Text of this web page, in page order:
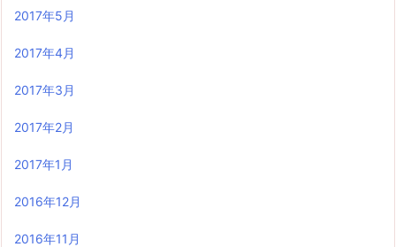
2017年5月
2017年4月
2017年3月
2017年2月
2017年1月
2016年12月
2016年11月